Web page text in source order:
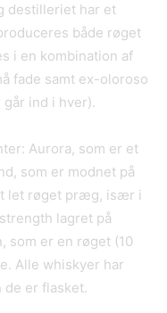
destilleriet har et
både røget
i en kombination af
fade samt ex-oloroso
ind i hver).
Aurora, som er et
som er modnet på
let røget præg, især i
lagret på
som er en røget (10
Alle whiskyer har
de er flasket.